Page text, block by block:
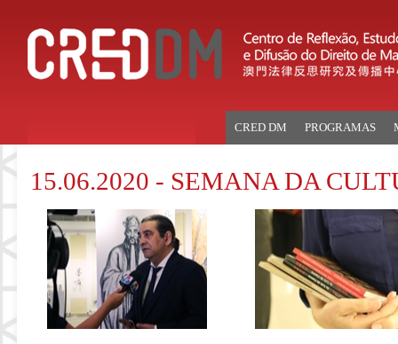
PROGRAMAS
CRED DM
15.06.2020 - SEMANA DA